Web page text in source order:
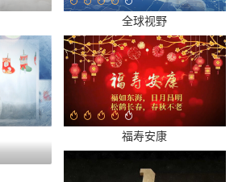
全球视野
福寿安康